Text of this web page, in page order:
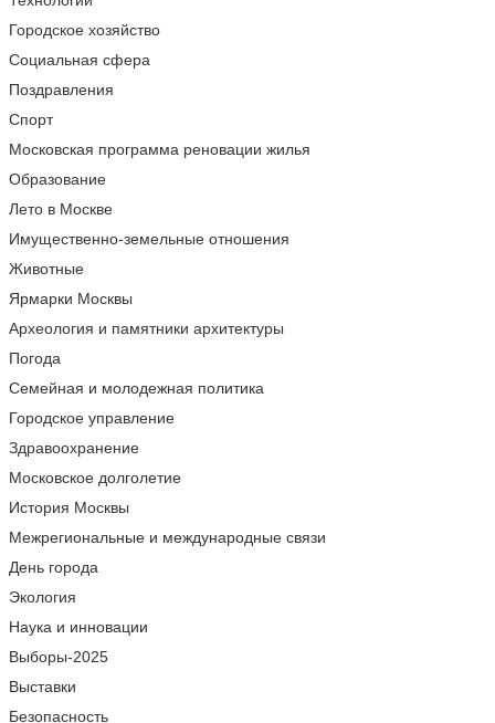
Городское хозяйство
Социальная сфера
Поздравления
Спорт
Московская программа реновации жилья
Образование
Лето в Москве
Имущественно-земельные отношения
Животные
Ярмарки Москвы
Археология и памятники архитектуры
Погода
Семейная и молодежная политика
Городское управление
Здравоохранение
Московское долголетие
История Москвы
Межрегиональные и международные связи
День города
Экология
Наука и инновации
Выборы-2025
Выставки
Безопасность